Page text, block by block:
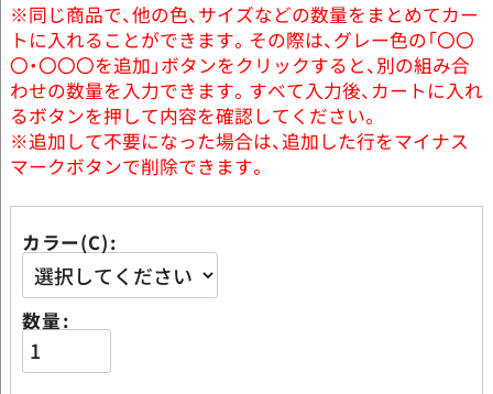
※同じ商品で、他の色、サイズなどの数量をまとめてカー
トに入れることができます。その際は、グレー色の「〇〇
〇・〇〇〇を追加」ボタンをクリックすると、別の組み合
わせの数量を入力できます。すべて入力後、カートに入れ
るボタンを押して内容を確認してください。
※追加して不要になった場合は、追加した行をマイナス
マークボタンで削除できます。
カラー(C)
数量